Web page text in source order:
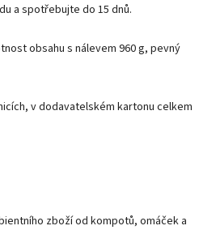
a spotřebujte do 15 dnů.
obsahu s nálevem 960 g, pevný
v dodavatelském kartonu celkem
zboží od kompotů, omáček a